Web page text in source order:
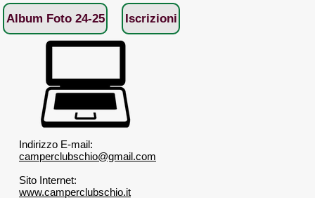
Album Foto 24-25 Iscrizioni
Indirizzo E-mail:
camperclubschio@gmail.com
Sito Internet:
www.camperclubschio.it